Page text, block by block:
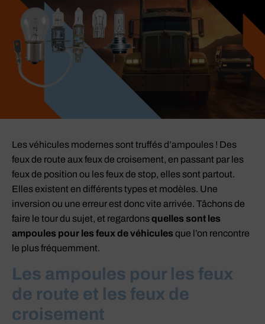
Les véhicules modernes sont truffés d’ampoules ! Des
feux de route aux feux de croisement, en passant par les
feux de position ou les feux de stop, elles sont partout.
Elles existent en différents types et modèles. Une
inversion ou une erreur est donc vite arrivée. Tâchons de
faire le tour du sujet, et regardonsquelles sont les
ampoules pour les feux de véhicules que l’on rencontre
le plus fréquemment.
Les ampoules pour les feux
de route et les feux de
croisement